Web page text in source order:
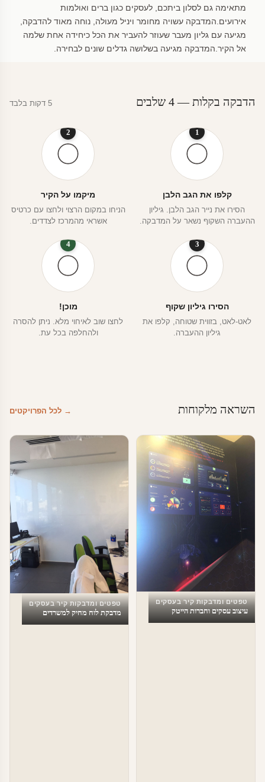
מתאימה גם לסלון ביתכם, לעסקים כגון ברים ואולמות
אירועים.המדבקה עשויה מחומר ויניל מעולה, נוחה מאוד להדבקה,
מגיעה עם גליון מעבר שעוזר להעביר את הכל כיחידה אחת שלמה
אל הקיר.המדבקה מגיעה בשלושה גדלים שונים לבחירה.
הדבקה בקלות — 4 שלבים 5 דקות בלבד
1
קלפו את הגב הלבן
הסירו את נייר הגב הלבן. גיליון
ההעברה השקוף נשאר על המדבקה.
2
מיקמו על הקיר
הניחו במקום הרצוי ולחצו עם כרטיס
אשראי מהמרכז לצדדים.
3
הסירו גיליון שקוף
לאט-לאט, בזווית שטוחה, קלפו את
גיליון ההעברה.
4
מוכן!
לחצו שוב לאיחוי מלא. ניתן להסרה
ולהחלפה בכל עת.
השראה מלקוחות → לכל הפרויקטים
טפטים ומדבקות קיר בעסקים
עיצוב עסקים וחברות הייטק
טפטים ומדבקות קיר בעסקים
מדבקת לוח מחיק למשרדים